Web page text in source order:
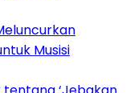
Musisi